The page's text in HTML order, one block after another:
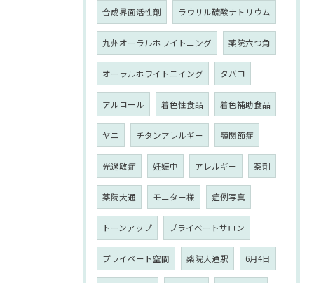
合成界面活性剤 ラウリル硫酸ナトリウム
九州オーラルホワイトニング 薬院六つ角
オーラルホワイトニイング タバコ
アルコール 着色性食品 着色補助食品
ヤニ チタンアレルギー 顎関節症
光過敏症 妊娠中 アレルギー 薬剤
薬院大通 モニター様 症例写真
トーンアップ プライベートサロン
プライベート空間 薬院大通駅 6月4日